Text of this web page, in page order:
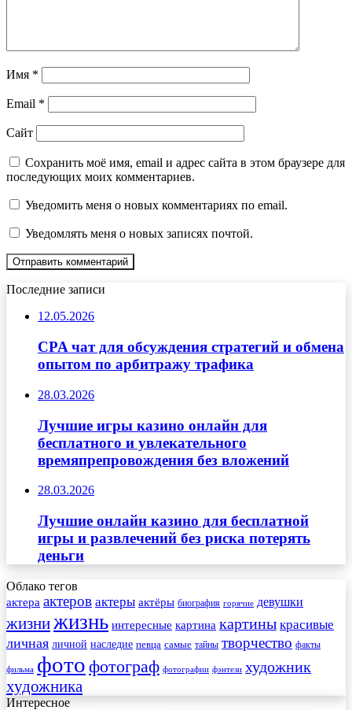
Имя *
Email *
Сайт
Сохранить моё имя, email и адрес сайта в этом браузере для
последующих моих комментариев.
Уведомить меня о новых комментариях по email.
Уведомлять меня о новых записях почтой.
Последние записи
12.05.2026
CPA чат для обсуждения стратегий и обмена
опытом по арбитражу трафика
28.03.2026
Лучшие игры казино онлайн для
бесплатного и увлекательного
времяпрепровождения без вложений
28.03.2026
Лучшие онлайн казино для бесплатной
игры и развлечений без риска потерять
деньги
Облако тегов
актера актеров актеры актёры биография горячие девушки
жизнижизнь интересные картина картины красивые
личная личной наследие певца самые тайны творчество факты
фильма фото фотограф фотографии фэнтези художник
художника
Интересное